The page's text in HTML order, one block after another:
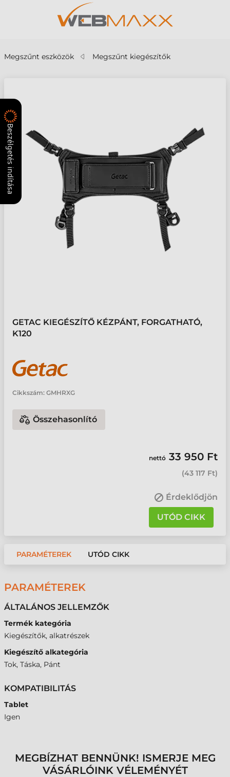
Megszűnt eszközök Megszűnt kiegészítők
GETAC KIEGÉSZÍTŐ KÉZPÁNT, FORGATHATÓ,
K120
Cikkszám: GMHRXG
Összehasonlító
nettó 33 950 Ft
(43 117 Ft)
Érdeklődjön
UTÓD CIKK
PARAMÉTEREK UTÓD CIKK
PARAMÉTEREK
ÁLTALÁNOS JELLEMZŐK
Termék kategória
Kiegészítők, alkatrészek
Kiegészítő alkategória
Tok, Táska, Pánt
KOMPATIBILITÁS
Tablet
Igen
MEGBÍZHAT BENNÜNK! ISMERJE MEG
VÁSÁRLÓINK VÉLEMÉNYÉT
Beszélgetés indítása